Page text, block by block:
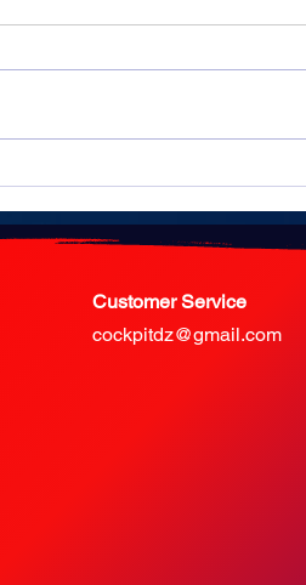
Customer Service
cockpitdz@gmail.com